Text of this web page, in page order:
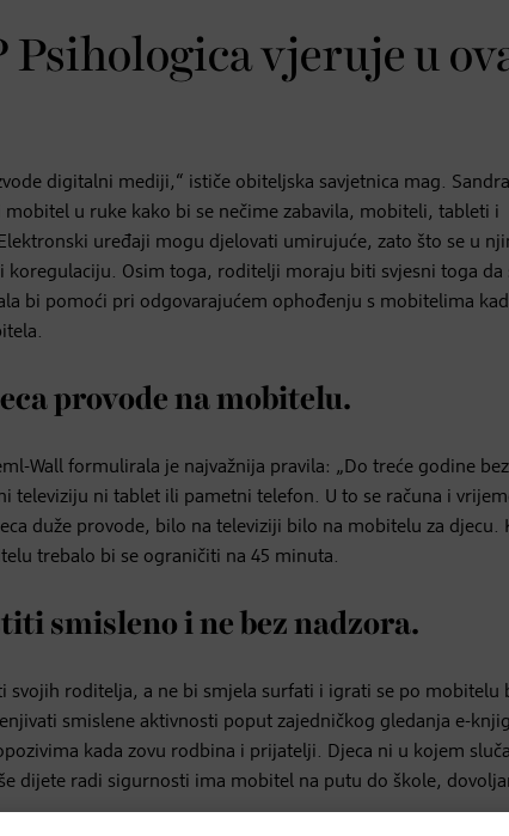
vjeruje u
digitalni mediji,“ ističe obiteljska savjetnica mag.
u ruke kako bi se nečime zabavila, mobiteli, tableti i
uređaji mogu djelovati umirujuće, zato što se u
Osim toga, roditelji moraju biti svjesni toga da
bi pomoći pri odgovarajućem ophođenju s mobitelima
provode na mobitelu.
Wall formulirala je najvažnija pravila: „Do treće godine bez
televiziju ni tablet ili pametni telefon. U to se računa i
duže provode, bilo na televiziji bilo na mobitelu za djecu.
trebalo bi se ograničiti na 45 minuta.
smisleno i ne bez nadzora.
roditelja, a ne bi smjela surfati i igrati se po mobitelu
smislene aktivnosti poput zajedničkog gledanja e-
kada zovu rodbina i prijatelji. Djeca ni u kojem
dijete radi sigurnosti ima mobitel na putu do škole,